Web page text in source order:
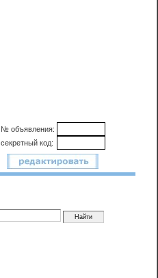
№ объявления:
секретный код: